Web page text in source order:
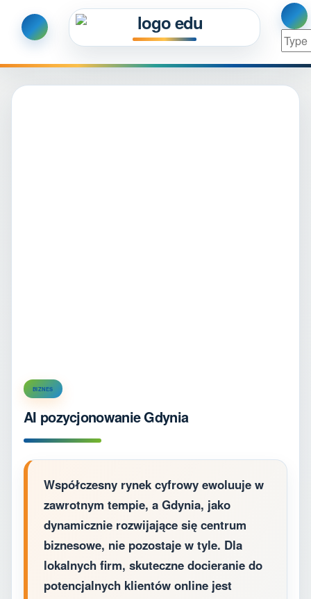
BIZNES
AI pozycjonowanie Gdynia
Współczesny rynek cyfrowy ewoluuje w
zawrotnym tempie, a Gdynia, jako
dynamicznie rozwijające się centrum
biznesowe, nie pozostaje w tyle. Dla
lokalnych firm, skuteczne docieranie do
potencjalnych klientów online jest